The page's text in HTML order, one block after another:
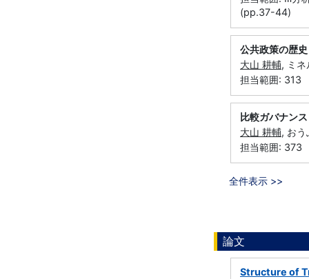
(pp.37-44)
公共政策の歴
大山 耕輔, ミ
担当範囲: 313
比較ガバナンス
大山 耕輔, お
担当範囲: 373
全件表示 >>
論文
Structure of